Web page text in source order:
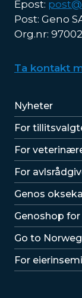
Epost:
Post: Geno
Org.nr:
Ta kontakt
Lenker
Nyheter
For
For
For
Lenker
Genos
Genoshop
Go to
For